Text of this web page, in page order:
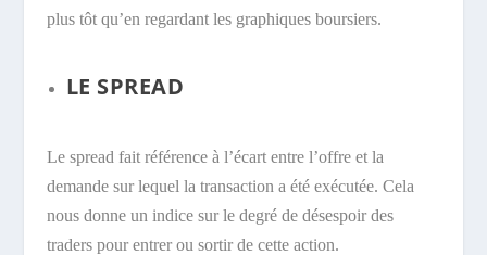
plus tôt qu’en regardant les graphiques boursiers.
LE SPREAD
Le spread fait référence à l’écart entre l’offre et la
demande sur lequel la transaction a été exécutée. Cela
nous donne un indice sur le degré de désespoir des
traders pour entrer ou sortir de cette action.